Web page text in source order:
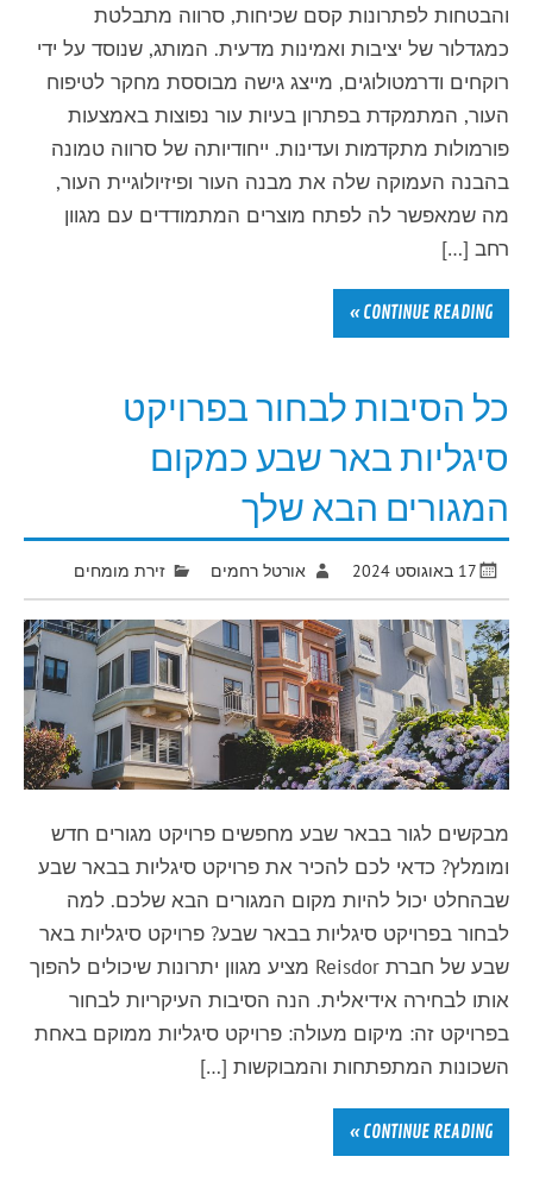
והבטחות לפתרונות קסם שכיחות, סרווה מתבלטת
כמגדלור של יציבות ואמינות מדעית. המותג, שנוסד על ידי
רוקחים ודרמטולוגים, מייצג גישה מבוססת מחקר לטיפוח
העור, המתמקדת בפתרון בעיות עור נפוצות באמצעות
פורמולות מתקדמות ועדינות. ייחודיותה של סרווה טמונה
בהבנה העמוקה שלה את מבנה העור ופיזיולוגיית העור,
מה שמאפשר לה לפתח מוצרים המתמודדים עם מגוון
רחב […]
CONTINUE READING »
כל הסיבות לבחור בפרויקט
סיגליות באר שבע כמקום
המגורים הבא שלך
17 באוגוסט 2024 אורטל רחמים זירת מומחים
מבקשים לגור בבאר שבע מחפשים פרויקט מגורים חדש
ומומלץ? כדאי לכם להכיר את פרויקט סיגליות בבאר שבע
שבהחלט יכול להיות מקום המגורים הבא שלכם. למה
לבחור בפרויקט סיגליות בבאר שבע? פרויקט סיגליות באר
שבע של חברת Reisdor מציע מגוון יתרונות שיכולים להפוך
אותו לבחירה אידיאלית. הנה הסיבות העיקריות לבחור
בפרויקט זה: מיקום מעולה: פרויקט סיגליות ממוקם באחת
השכונות המתפתחות והמבוקשות […]
CONTINUE READING »